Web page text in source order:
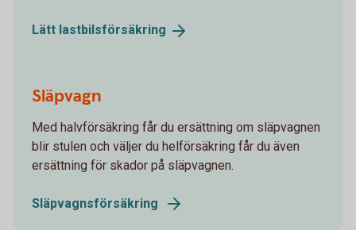
Lätt lastbilsförsäkring
Släpvagn
Med halvförsäkring får du ersättning om släpvagnen
blir stulen och väljer du helförsäkring får du även
ersättning för skador på släpvagnen.
Släpvagnsförsäkring